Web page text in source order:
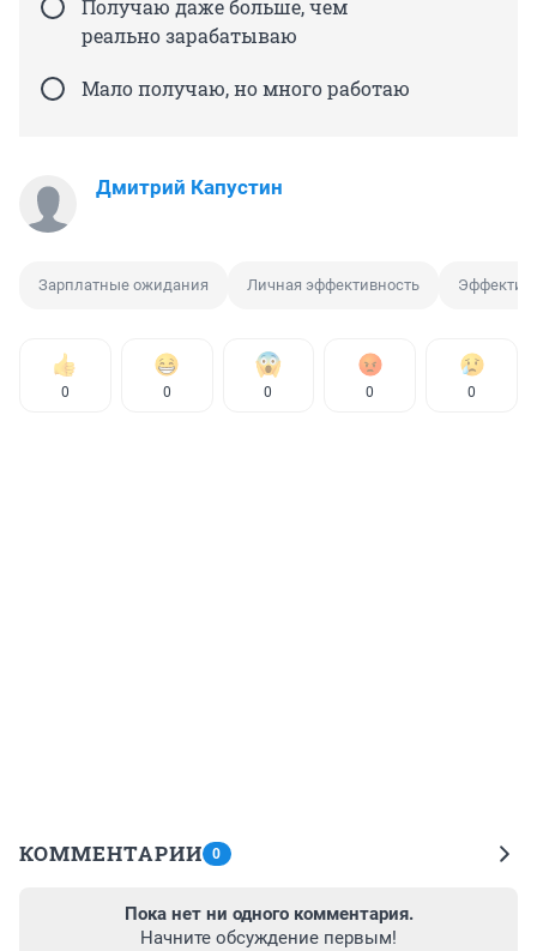
Получаю даже больше, чем
реально зарабатываю
Мало получаю, но много работаю
Дмитрий Капустин
Зарплатные ожидания Личная эффективность
0 0 0 0 0
КОММЕНТАРИИ 0
Пока нет ни одного комментария.
Начните обсуждение первым!